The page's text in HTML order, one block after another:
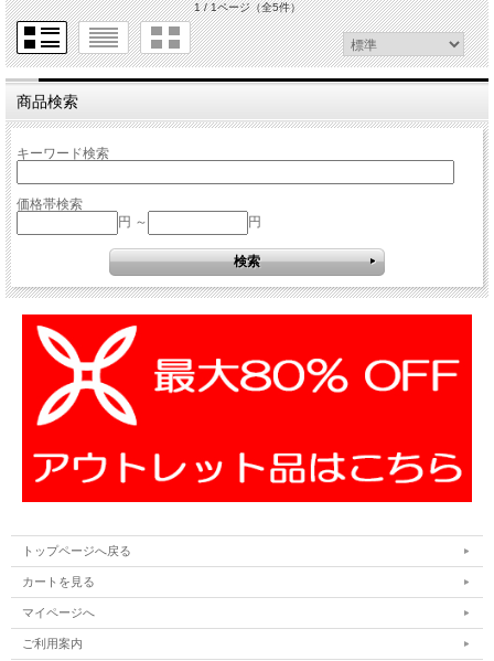
1 / 1ページ（全5件）
商品検索
キーワード検索
価格帯検索
円 ～
円
トップページへ戻る
カートを見る
マイページへ
ご利用案内